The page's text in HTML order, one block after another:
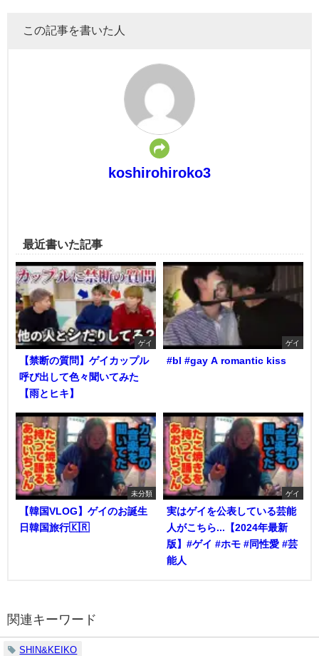
この記事を書いた人
koshirohiroko3
最近書いた記事
ゲイ
【禁断の質問】ゲイカップル
呼び出して色々聞いてみた
【雨とヒキ】
ゲイ
#bl #gay A romantic kiss
未分類
【韓国VLOG】ゲイのお誕生
日韓国旅行🇰🇷
ゲイ
実はゲイを公表している芸能
人がこちら...【2024年最新
版】#ゲイ #ホモ #同性愛 #芸
能人
関連キーワード
SHIN&KEIKO